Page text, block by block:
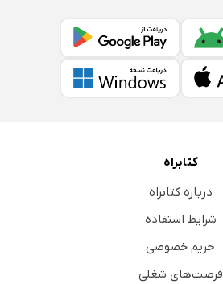
کتابراه
درباره کتابراه
شرایط استفاده
حریم خصوصی
فرصت‌های شغلی